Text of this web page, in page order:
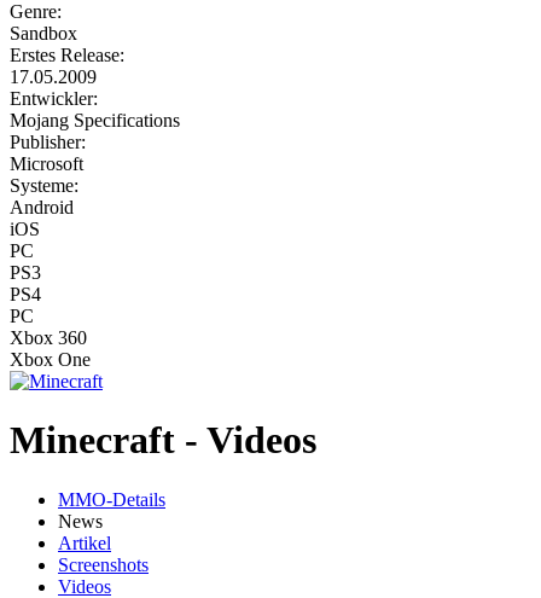
Genre:
Sandbox
Erstes Release:
17.05.2009
Entwickler:
Mojang Specifications
Publisher:
Microsoft
Systeme:
Android
iOS
PC
PS3
PS4
PC
Xbox 360
Xbox One
Minecraft - Videos
MMO-Details
News
Artikel
Screenshots
Videos